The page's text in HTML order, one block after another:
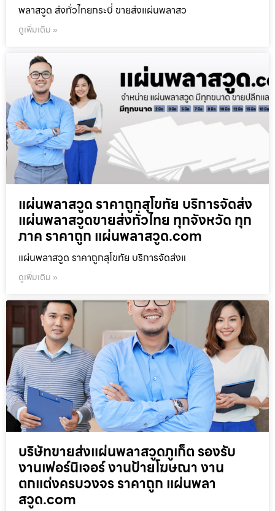
พลาสวูด ส่งทั่วไทยกระบี่ ขายส่งแผ่นพลาสว
ดูเพิ่มเติม »
แผ่นพลาสวูด ราคาถูกสุโขทัย บริการจัดส่ง
แผ่นพลาสวูดขายส่งทั่วไทย ทุกจังหวัด ทุก
ภาค ราคาถูก แผ่นพลาสวูด.com
แผ่นพลาสวูด ราคาถูกสุโขทัย บริการจัดส่งแ
ดูเพิ่มเติม »
บริษัทขายส่งแผ่นพลาสวูดภูเก็ต รองรับ
งานเฟอร์นิเจอร์ งานป้ายโฆษณา งาน
ตกแต่งครบวงจร ราคาถูก แผ่นพลา
สวูด.com